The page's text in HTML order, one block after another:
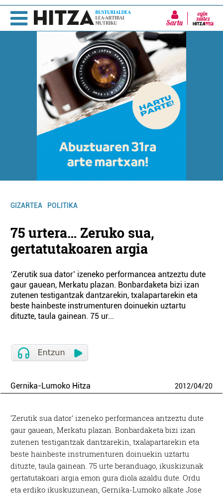
Sartu
GIZARTEA POLITIKA
75 urtera… Zeruko sua,
gertatutakoaren argia
‘Zerutik sua dator’ izeneko performancea antzeztu dute
gaur gauean, Merkatu plazan. Bonbardaketa bizi izan
zutenen testigantzak dantzarekin, txalapartarekin eta
beste hainbeste instrumenturen doinuekin uztartu
dituzte, taula gainean. 75 ur...
Gernika-Lumoko Hitza 2012/04/20
‘Zerutik sua dator’ izeneko performancea antzeztu dute
gaur gauean, Merkatu plazan. Bonbardaketa bizi izan
zutenen testigantzak dantzarekin, txalapartarekin eta
beste hainbeste instrumenturen doinuekin uztartu
dituzte, taula gainean. 75 urte beranduago, ikuskizunak
gertatutakoari argia emon gura diola azaldu dute. Ordu
eta erdiko ikuskuzunean, Gernika-Lumoko alkate Jose